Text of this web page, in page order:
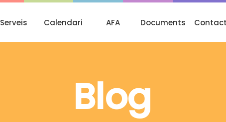
Serveis Calendari AFA Documents
Blog